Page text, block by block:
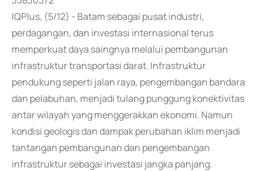
IQPlus, (5/12) - Batam sebagai pusat industri,
perdagangan, dan investasi internasional terus
memperkuat daya saingnya melalui pembangunan
infrastruktur transportasi darat. Infrastruktur
pendukung seperti jalan raya, pengembangan bandara
dan pelabuhan, menjadi tulang punggung konektivitas
antar wilayah yang menggerakkan ekonomi. Namun
kondisi geologis dan dampak perubahan iklim menjadi
tantangan pembangunan dan pengembangan
infrastruktur sebagai investasi jangka panjang.